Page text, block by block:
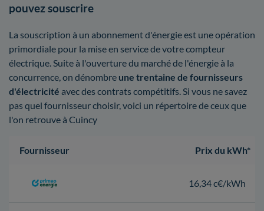
pouvez souscrire
La souscription à un abonnement d'énergie est une opération
primordiale pour la mise en service de votre compteur
électrique. Suite à l'ouverture du marché de l'énergie à la
concurrence, on dénombre une trentaine de fournisseurs
d'électricité avec des contrats compétitifs. Si vous ne savez
pas quel fournisseur choisir, voici un répertoire de ceux que
l'on retrouve à Cuincy
Fournisseur Prix du kWh*
16,34 c€/kWh